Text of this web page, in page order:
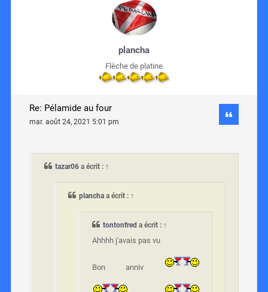
plancha
Flèche de platine
Re: Pélamide au four
mar. août 24, 2021 5:01 pm
tazar06 a écrit : ↑
plancha a écrit : ↑
tontonfred a écrit : ↑
Ahhhh j'avais pas vu
Bon anniv